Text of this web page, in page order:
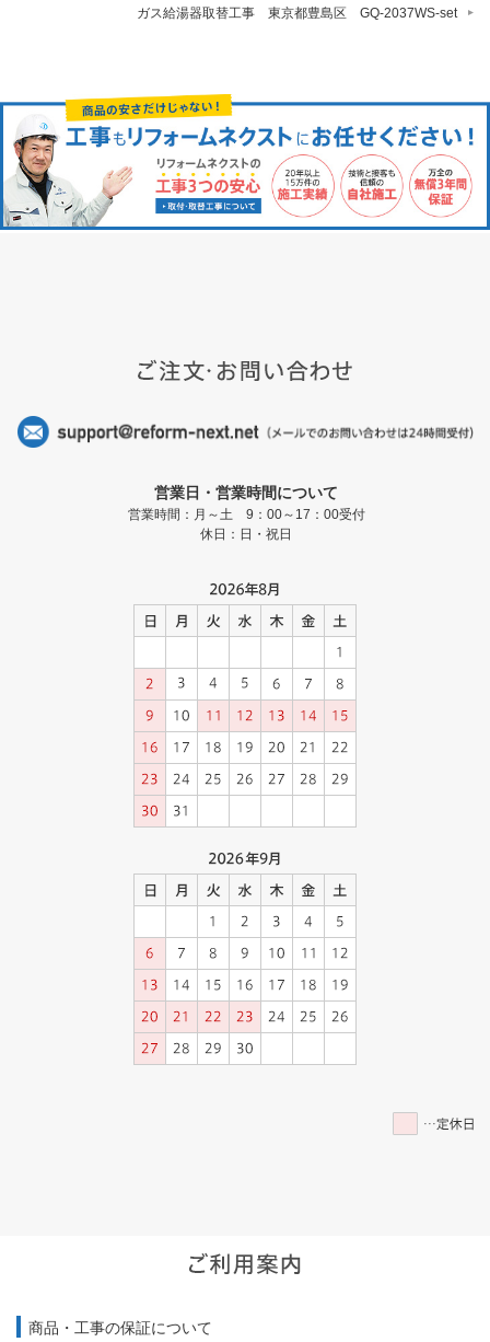
ガス給湯器取替工事 東京都豊島区 GQ-2037WS-set
営業日・営業時間について
営業時間：月～土 9：00～17：00受付
休日：日・祝日
商品・工事の保証について